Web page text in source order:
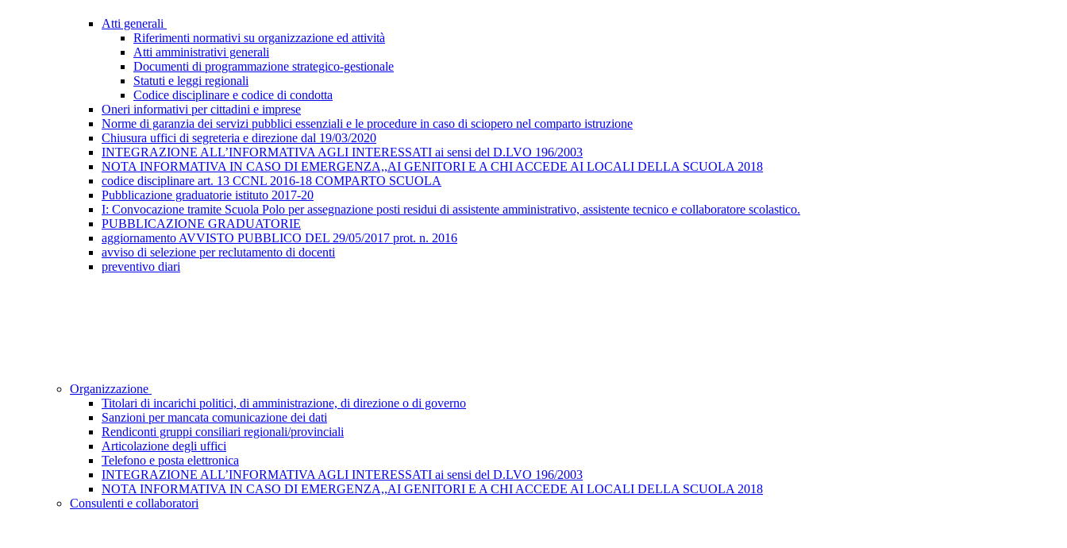
Atti generali
Riferimenti normativi su organizzazione ed attività
Atti amministrativi generali
Documenti di programmazione strategico-gestionale
Statuti e leggi regionali
Codice disciplinare e codice di condotta
Oneri informativi per cittadini e imprese
Norme di garanzia dei servizi pubblici essenziali e le procedure in caso di sciopero nel comparto istruzione
Chiusura uffici di segreteria e direzione dal 19/03/2020
INTEGRAZIONE ALL’INFORMATIVA AGLI INTERESSATI ai sensi del D.LVO 196/2003
NOTA INFORMATIVA IN CASO DI EMERGENZA,,AI GENITORI E A CHI ACCEDE AI LOCALI DELLA SCUOLA 2018
codice disciplinare art. 13 CCNL 2016-18 COMPARTO SCUOLA
Pubblicazione graduatorie istituto 2017-20
I: Convocazione tramite Scuola Polo per assegnazione posti residui di assistente amministrativo, assistente tecnico e collaboratore scolastico.
PUBBLICAZIONE GRADUATORIE
aggiornamento AVVISTO PUBBLICO DEL 29/05/2017 prot. n. 2016
avviso di selezione per reclutamento di docenti
preventivo diari
Organizzazione
Titolari di incarichi politici, di amministrazione, di direzione o di governo
Sanzioni per mancata comunicazione dei dati
Rendiconti gruppi consiliari regionali/provinciali
Articolazione degli uffici
Telefono e posta elettronica
INTEGRAZIONE ALL’INFORMATIVA AGLI INTERESSATI ai sensi del D.LVO 196/2003
NOTA INFORMATIVA IN CASO DI EMERGENZA,,AI GENITORI E A CHI ACCEDE AI LOCALI DELLA SCUOLA 2018
Consulenti e collaboratori